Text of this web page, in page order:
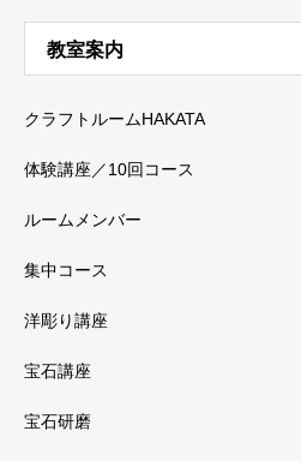
教室案内
クラフトルームHAKATA
体験講座／10回コース
ルームメンバー
集中コース
洋彫り講座
宝石講座
宝石研磨